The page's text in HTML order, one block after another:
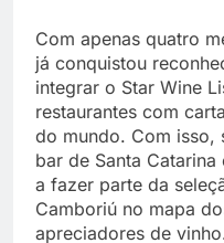
Com apenas quatro
já conquistou
integrar o Star Wine
restaurantes com
do mundo. Com isso,
bar de Santa
a fazer parte da
Camboriú no mapa
apreciadores de